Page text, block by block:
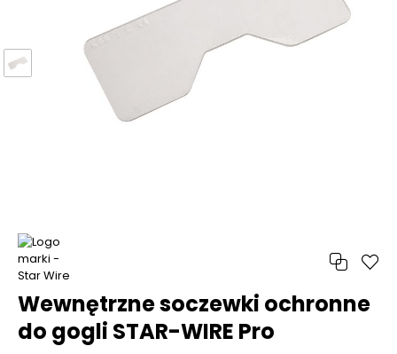
Wewnętrzne soczewki ochronne
do gogli STAR-WIRE Pro